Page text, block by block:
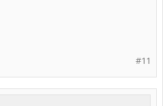
#11